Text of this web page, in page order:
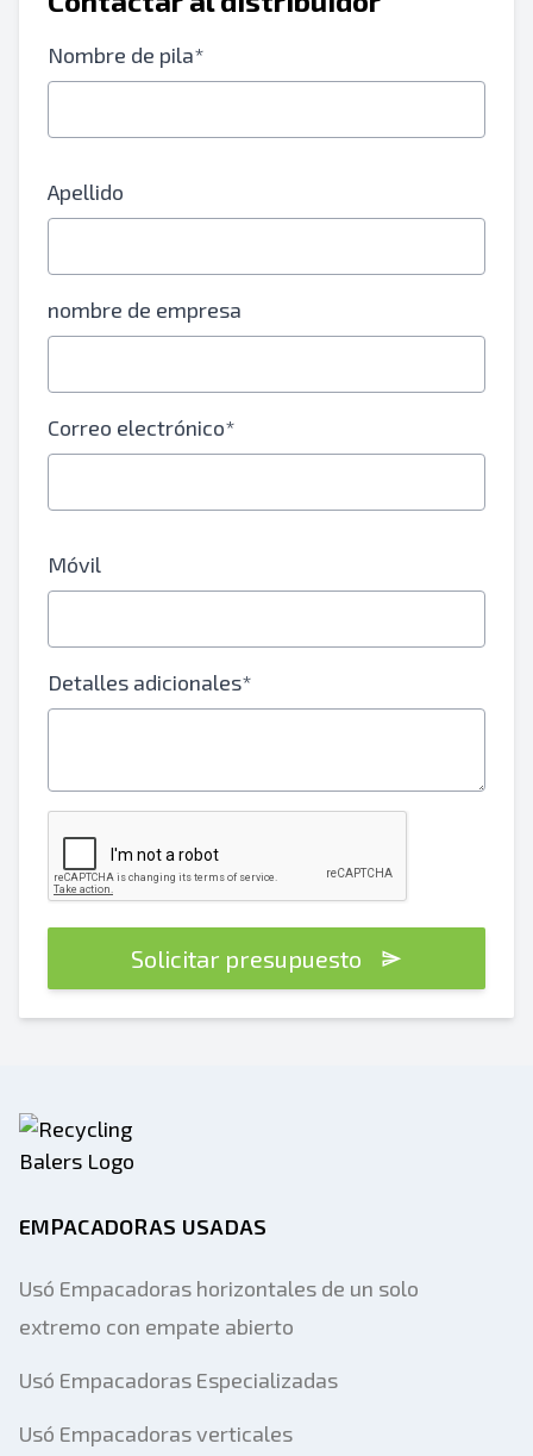
Nombre de pila*
Apellido
nombre de empresa
Correo electrónico*
Móvil
Detalles adicionales*
Solicitar presupuesto
EMPACADORAS USADAS
Usó Empacadoras horizontales de un solo
extremo con empate abierto
Usó Empacadoras Especializadas
Usó Empacadoras verticales